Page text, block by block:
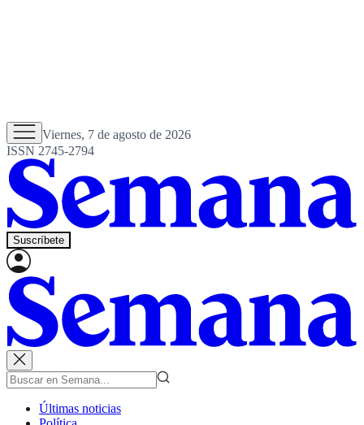
Viernes, 7 de agosto de 2026
ISSN 2745-2794
Suscríbete
Últimas noticias